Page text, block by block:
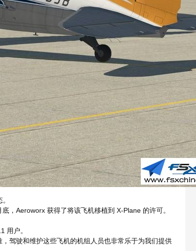
，Aeroworx 获得了将该飞机移植到 X-Plane 的许可。
用户。
驾驶和维护这些飞机的机组人员也非常乐于为我们提供